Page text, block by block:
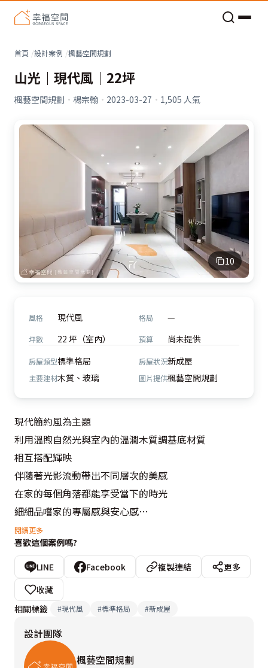
首頁 設計案例 楓藝空間規劃
山光｜現代風｜22坪
楓藝空間規劃 · 楊宗翰 · 2023-03-27 · 1,505 人氣
10
風格 現代風 格局 —
坪數 22 坪（室內） 預算 尚未提供
房屋類型標準格局 房屋狀況新成屋
主要建材木質、玻璃 圖片提供楓藝空間規劃
現代簡約風為主題
利用溫煦自然光與室內的溫潤木質調基底材質
相互搭配輝映
伴隨著光影流動帶出不同層次的美感
在家的每個角落都能享受當下的時光
細細品嚐家的專屬感與安心感
製造美好時光實踐家的意義
設計概念文字為【楓藝空間規劃】提供
閱讀更多
喜歡這個案例嗎?
LINE Facebook 複製連結
更多
收藏
相關標籤
#現代風 #標準格局 #新成屋
設計團隊
楓藝空間規劃